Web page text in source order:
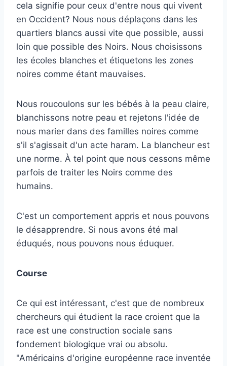
cela signifie pour ceux d'entre nous qui vivent
en Occident? Nous nous déplaçons dans les
quartiers blancs aussi vite que possible, aussi
loin que possible des Noirs. Nous choisissons
les écoles blanches et étiquetons les zones
noires comme étant mauvaises.
Nous roucoulons sur les bébés à la peau claire,
blanchissons notre peau et rejetons l'idée de
nous marier dans des familles noires comme
s'il s'agissait d'un acte haram. La blancheur est
une norme. À tel point que nous cessons même
parfois de traiter les Noirs comme des
humains.
C'est un comportement appris et nous pouvons
le désapprendre. Si nous avons été mal
éduqués, nous pouvons nous éduquer.
Course
Ce qui est intéressant, c'est que de nombreux
chercheurs qui étudient la race croient que la
race est une construction sociale sans
fondement biologique vrai ou absolu.
"Américains d'origine européenne race inventée